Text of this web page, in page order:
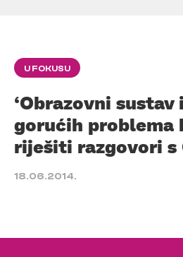
U FOKUSU
‘Obrazovni sustav
gorućih problema
riješiti razgovori s
18.06.2014.